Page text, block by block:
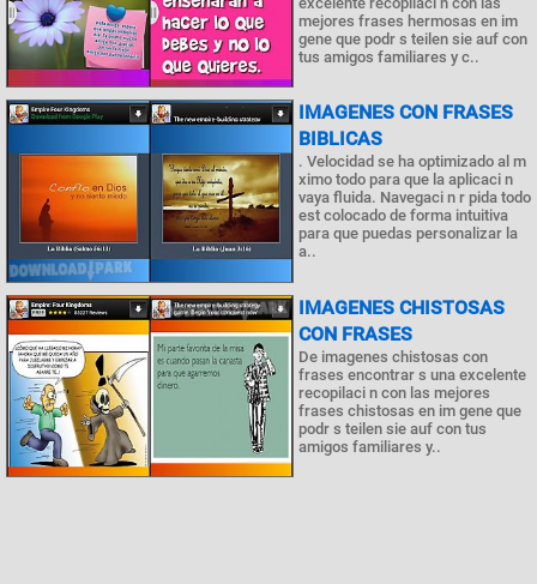
mejores frases hermosas en im
gene que podr s teilen sie auf con
tus amigos familiares y c..
IMAGENES CON FRASES
BIBLICAS
. Velocidad se ha optimizado al m
ximo todo para que la aplicaci n
vaya fluida. Navegaci n r pida todo
est colocado de forma intuitiva
para que puedas personalizar la
a..
IMAGENES CHISTOSAS
CON FRASES
De imagenes chistosas con
frases encontrar s una excelente
recopilaci n con las mejores
frases chistosas en im gene que
podr s teilen sie auf con tus
amigos familiares y..